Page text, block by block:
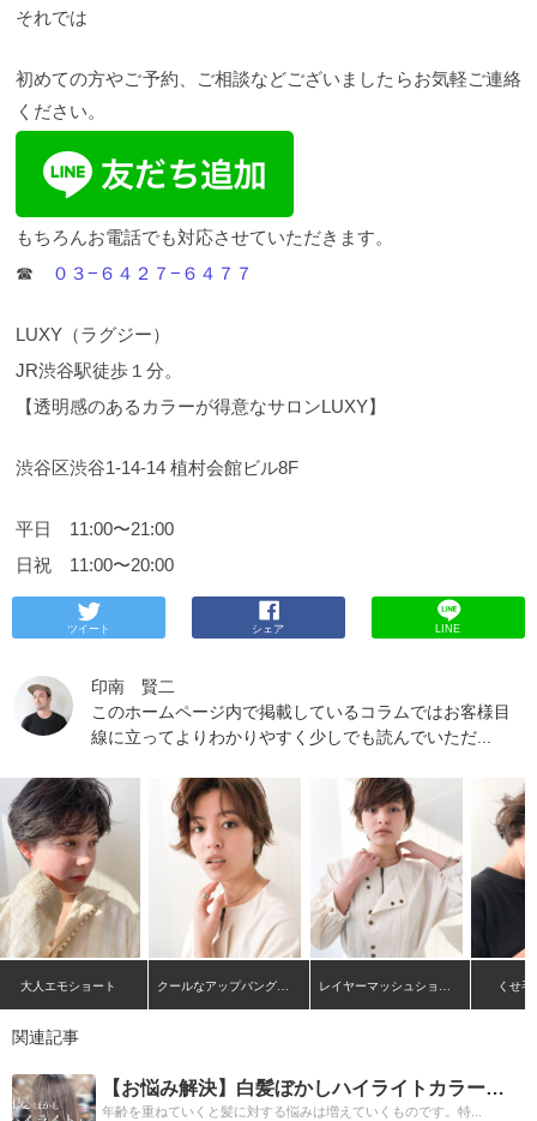
それでは
初めての方やご予約、ご相談などございましたらお気軽ご連絡
ください。
もちろんお電話でも対応させていただきます。
☎︎
０３−６４２７−６４７７
LUXY（ラグジー）
JR渋谷駅徒歩１分。
【透明感のあるカラーが得意なサロンLUXY】
渋谷区渋谷1-14-14 植村会館ビル8F
平日 11:00〜21:00
日祝 11:00〜20:00
ツイート シェア LINE
印南 賢二
このホームページ内で掲載しているコラムではお客様目
線に立ってよりわかりやすく少しでも読んでいただ...
大人エモショート クールなアップバングショート レイヤーマッシュショート くせ
関連記事
【お悩み解決】白髪ぼかしハイライトカラーをすれば気になる白髪が目立たない！／東京・渋谷エリア
年齢を重ねていくと髪に対する悩みは増えていくものです。特...